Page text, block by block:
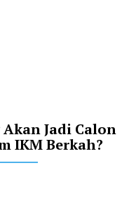
Akan Jadi Calon
IKM Berkah?